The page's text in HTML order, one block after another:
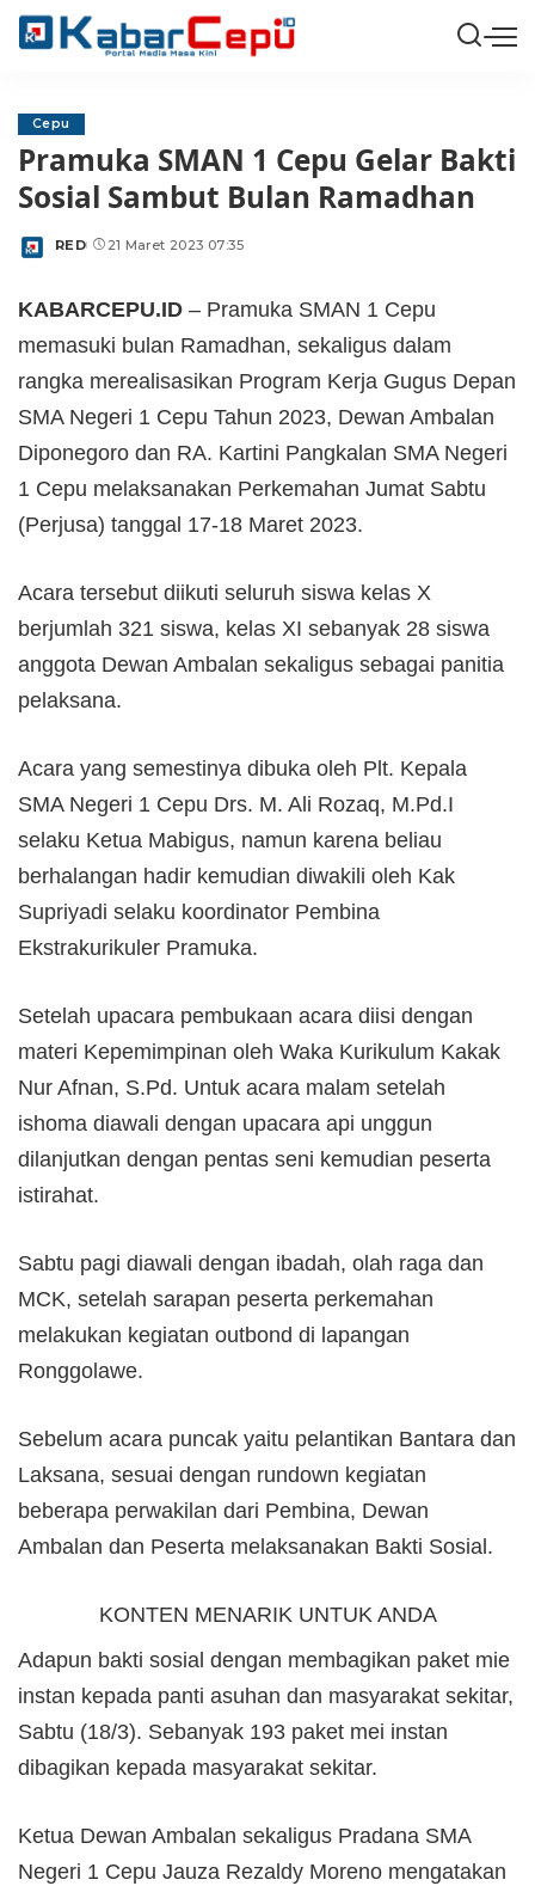
Cepu
Pramuka SMAN 1 Cepu Gelar Bakti
Sosial Sambut Bulan Ramadhan
Posted
RED 21 Maret 2023 07:35
KABARCEPU.ID – Pramuka SMAN 1 Cepu
memasuki bulan Ramadhan, sekaligus dalam
rangka merealisasikan Program Kerja Gugus Depan
SMA Negeri 1 Cepu Tahun 2023, Dewan Ambalan
Diponegoro dan RA. Kartini Pangkalan SMA Negeri
1 Cepu melaksanakan Perkemahan Jumat Sabtu
(Perjusa) tanggal 17-18 Maret 2023.
Acara tersebut diikuti seluruh siswa kelas X
berjumlah 321 siswa, kelas XI sebanyak 28 siswa
anggota Dewan Ambalan sekaligus sebagai panitia
pelaksana.
Acara yang semestinya dibuka oleh Plt. Kepala
SMA Negeri 1 Cepu Drs. M. Ali Rozaq, M.Pd.I
selaku Ketua Mabigus, namun karena beliau
berhalangan hadir kemudian diwakili oleh Kak
Supriyadi selaku koordinator Pembina
Ekstrakurikuler Pramuka.
Setelah upacara pembukaan acara diisi dengan
materi Kepemimpinan oleh Waka Kurikulum Kakak
Nur Afnan, S.Pd. Untuk acara malam setelah
ishoma diawali dengan upacara api unggun
dilanjutkan dengan pentas seni kemudian peserta
istirahat.
Sabtu pagi diawali dengan ibadah, olah raga dan
MCK, setelah sarapan peserta perkemahan
melakukan kegiatan outbond di lapangan
Ronggolawe.
Sebelum acara puncak yaitu pelantikan Bantara dan
Laksana, sesuai dengan rundown kegiatan
beberapa perwakilan dari Pembina, Dewan
Ambalan dan Peserta melaksanakan Bakti Sosial.
KONTEN MENARIK UNTUK ANDA
Adapun bakti sosial dengan membagikan paket mie
instan kepada panti asuhan dan masyarakat sekitar,
Sabtu (18/3). Sebanyak 193 paket mei instan
dibagikan kepada masyarakat sekitar.
Ketua Dewan Ambalan sekaligus Pradana SMA
Negeri 1 Cepu Jauza Rezaldy Moreno mengatakan